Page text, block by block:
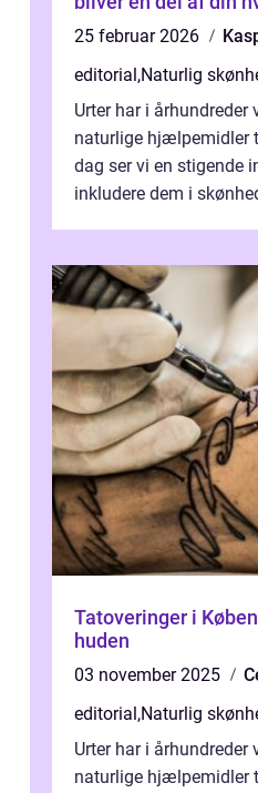
25 februar 2026
editorial,Naturlig
Urter har i
naturlige hjælpemidler
dag ser vi en stigende
inkludere dem i
Tatoveringer i
huden
03 november 2025
editorial,Naturlig
Urter har i
naturlige hjælpemidler